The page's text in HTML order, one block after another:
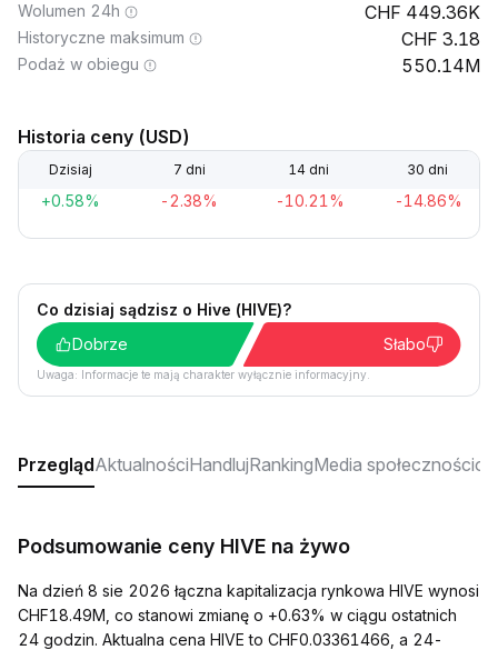
Wolumen 24h 449.36K
Historyczne maksimum 3.18
Podaż w obiegu 550.14M
Historia ceny (USD)
Dzisiaj 7 dni 14 dni 30 dni
+0.58% -2.38% -10.21% -14.86%
Co dzisiaj sądzisz o Hive (HIVE)?
Dobrze
Słabo
Uwaga: Informacje te mają charakter wyłącznie informacyjny.
PrzeglądAktualnościHandlujRankingMedia
Podsumowanie ceny HIVE na żywo
Na dzień 8 sie 2026 łączna kapitalizacja rynkowa HIVE wynosi
CHF18.49M, co stanowi zmianę o +0.63% w ciągu ostatnich
24 godzin. Aktualna cena HIVE to CHF0.03361466, a 24-